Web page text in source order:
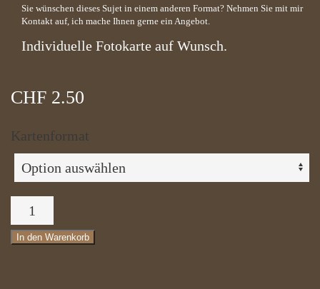
Sie wünschen dieses Sujet in einem anderen Format? Nehmen Sie mit mir
Kontakt auf, ich mache Ihnen gerne ein Angebot.
Individuelle Fotokarte auf Wunsch.
CHF 2.50
Kartenformat
Blütenzauber
006
Menge
In den Warenkorb